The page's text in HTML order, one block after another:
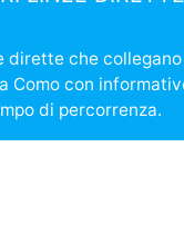
dirette che collegano
Como con
di percorrenza.